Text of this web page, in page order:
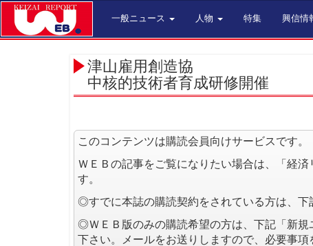
一般ニュース 人物 特集 興信情
津山雇用創造協
中核的技術者育成研修開催
このコンテンツは購読会員向けサービスです。
ＷＥＢの記事をご覧になりたい場合は、「経
す。
◎すでに本誌の購読契約をされている方は、下
◎ＷＥＢ版のみの購読希望の方は、下記「新規
下さい。メールをお送りしますので、必要事項